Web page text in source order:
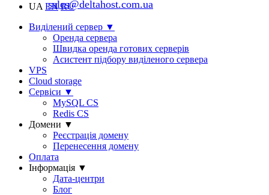
sales@deltahost.com.ua
UA EN RU
Виділений сервер ▼
Оренда сервера
Швидка оренда готових серверів
Асистент підбору виділеного сервера
VPS
Cloud storage
Сервіси ▼
MySQL CS
Redis CS
Домени ▼
Реєстрація домену
Перенесення домену
Оплата
Інформація ▼
Дата-центри
Блог